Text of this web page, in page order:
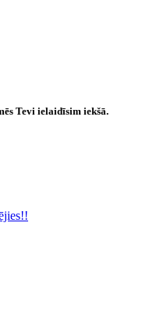
Tevi ielaidīsim iekšā.